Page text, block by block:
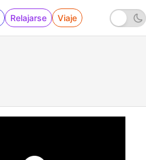
Relajarse Viaje